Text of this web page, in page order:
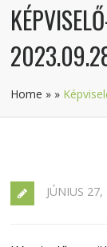
Home » »
JÚNIUS